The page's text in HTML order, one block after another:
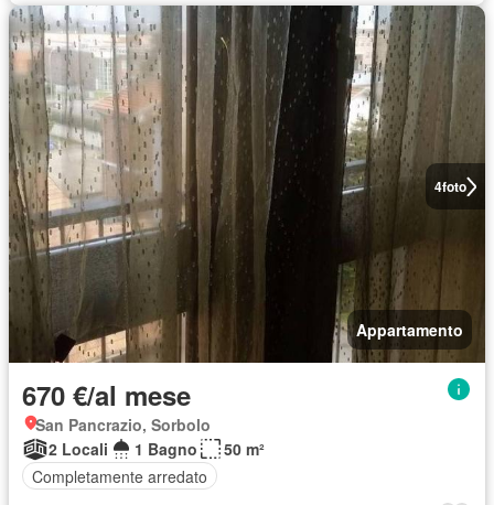
4foto
Appartamento
670 €/al mese
San Pancrazio, Sorbolo
2 Locali
1 Bagno
50 m²
Completamente arredato